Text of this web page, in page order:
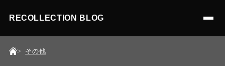
RECOLLECTION BLOG
その他